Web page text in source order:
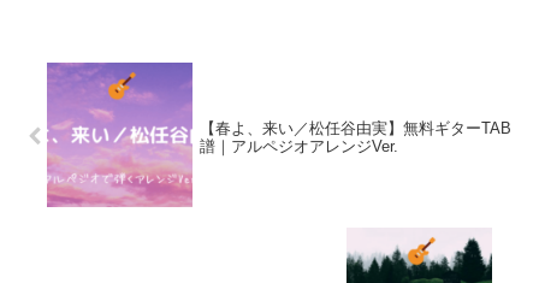
【春よ、来い／松任谷由実】無料ギターTAB
譜｜アルペジオアレンジVer.